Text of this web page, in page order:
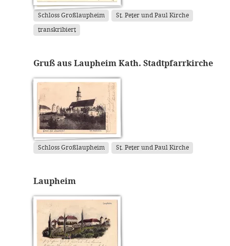
Schloss Großlaupheim St. Peter und Paul Kirche
transkribiert
Gruß aus Laupheim Kath. Stadtpfarrkirche
Schloss Großlaupheim St. Peter und Paul Kirche
Laupheim